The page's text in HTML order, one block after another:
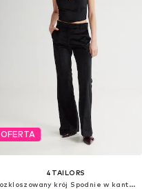
OFERTA
4TAILORS
Rozkloszowany krój Spodnie w kant 'Scarlet'